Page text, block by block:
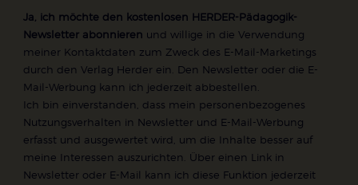
Ja, ich möchte den kostenlosen HERDER-Pädagogik-
Newsletter abonnieren und willige in die Verwendung
meiner Kontaktdaten zum Zweck des E-Mail-Marketings
durch den Verlag Herder ein. Den Newsletter oder die E-
Mail-Werbung kann ich jederzeit abbestellen.
Ich bin einverstanden, dass mein personenbezogenes
Nutzungsverhalten in Newsletter und E-Mail-Werbung
erfasst und ausgewertet wird, um die Inhalte besser auf
meine Interessen auszurichten. Über einen Link in
Newsletter oder E-Mail kann ich diese Funktion jederzeit